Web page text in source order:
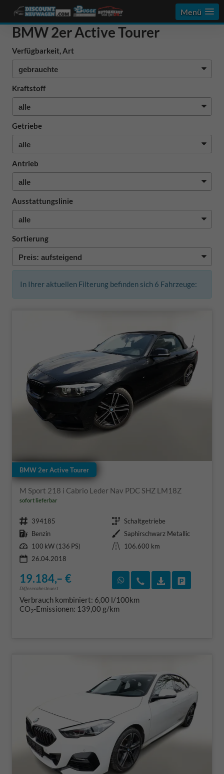
Menü
BMW 2er Active Tourer
Verfügbarkeit, Art
Kraftstoff
Getriebe
Antrieb
Ausstattungslinie
Sortierung
In Ihrer aktuellen Filterung befinden sich 6 Fahrzeuge:
BMW 2er Active Tourer
M Sport 218 i Cabrio Leder Nav PDC SHZ LM18Z
sofort lieferbar
Fahrzeugnr. 394185 Getriebe Schaltgetriebe
Kraftstoff Benzin Außenfarbe Saphirschwarz Metallic
Leistung 100 kW (136 PS) Kilometerstand
106.600 km
26.04.2018
19.184,– €
Differenzbesteuert
Rückruf vereinbaren
Wir rufen Sie an
Verbrauch kombiniert: 6,00 l/100km
CO2-Emissionen: 139,00 g/km